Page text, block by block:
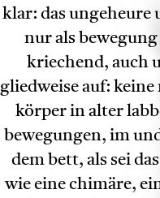
klar: das ungeheure
nur als
kriechend, auch
gliedweise auf:
körper in alter
bewegungen, im
dem bett, als sei
wie eine chimäre,